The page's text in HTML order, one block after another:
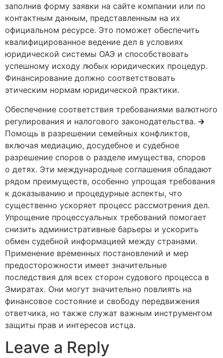
заполнив форму заявки на сайте компании или по
контактным данным, представленным на их
официальном ресурсе. Это поможет обеспечить
квалифицированное ведение дел в условиях
юридической системы ОАЭ и способствовать
успешному исходу любых юридических процедур.
Финансирование должно соответствовать
этическим нормам юридической практики.
Обеспечение соответствия требованиями валютного
регулирования и налогового законодательства. 🡲
Помощь в разрешении семейных конфликтов,
включая медиацию, досудебное и судебное
разрешение споров о разделе имущества, споров
о детях. Эти международные соглашения обладают
рядом преимуществ, особенно упрощая требования
к доказыванию и процедурные аспекты, что
существенно ускоряет процесс рассмотрения дел.
Упрощение процессуальных требований помогает
снизить административные барьеры и ускорить
обмен судебной информацией между странами.
Применение временных постановлений и мер
предосторожности имеет значительные
последствия для всех сторон судового процесса в
Эмиратах. Они могут значительно повлиять на
финансовое состояние и свободу передвижения
ответчика, но также служат важным инструментом
защиты прав и интересов истца.
Leave a Reply